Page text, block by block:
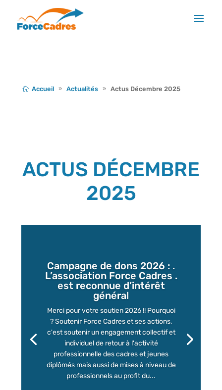
Accueil Actualités Actus Décembre 2025
ACTUS DÉCEMBRE
2025
Campagne de dons 2026 : .
L’association Force Cadres .
est reconnue d’intérêt
général
Merci pour votre soutien 2026 !! Pourquoi
? Soutenir Force Cadres et ses actions,
c'est soutenir un engagement collectif et
individuel de retour à l'activité
professionnelle des cadres et jeunes
diplômés mais aussi de mises à niveau de
professionnels au profit du...